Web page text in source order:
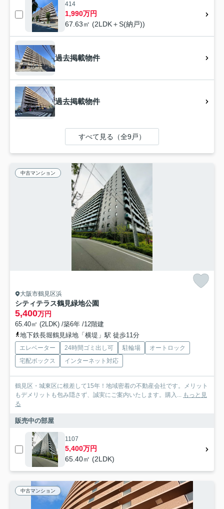
414
1,990万円
67.63㎡ (2LDK＋S(納戸))
過去掲載物件
過去掲載物件
すべて見る（全9戸）
中古マンション
大阪市鶴見区浜
シティテラス鶴見緑地公園
5,400万円
65.40㎡ (2LDK) /築6年 /12階建
地下鉄長堀鶴見緑地「横堤」駅 徒歩11分
エレベーター 24時間ゴミ出し可 駐輪場
オートロック
宅配ボックス
インターネット対応
鶴見区・城東区に根差して15年！地域密着の不動産会社です。メリット
もデメリットも包み隠さず、誠実にご案内いたします。購入... もっと見
る
販売中の部屋
1107
5,400万円
65.40㎡ (2LDK)
中古マンション